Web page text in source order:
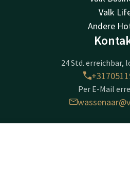
Valk
Andere
24 Std. erreichbar,
Per E-Mail